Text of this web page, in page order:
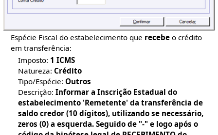
Espécie Fiscal do estabelecimento que recebe o crédito
em transferência:
Imposto: 1 ICMS
Natureza: Crédito
Tipo/Espécie: Outros
Descrição:Informar a Inscrição Estadual do
estabelecimento 'Remetente' da transferência de
saldo credor (10 dígitos), utilizando se necessário,
zeros (0) a esquerda. Seguido de "-" e logo após o